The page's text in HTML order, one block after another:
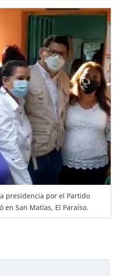
presidencia por el Partido
en San Matías, El Paraíso.